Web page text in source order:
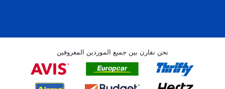
نحن نقارن بين جميع الموردين المعروفين